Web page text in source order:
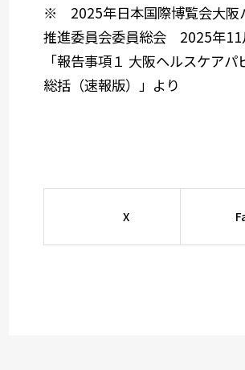
※ 2025年日本国際博覧会大阪
推進委員会委員総会 2025年11
「報告事項１ 大阪ヘルスケアパ
総括（速報版）」より
X